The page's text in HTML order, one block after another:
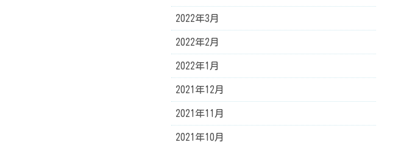
2022年3月
2022年2月
2022年1月
2021年12月
2021年11月
2021年10月